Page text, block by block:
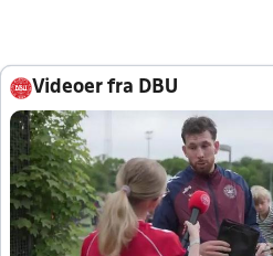
Videoer fra DBU